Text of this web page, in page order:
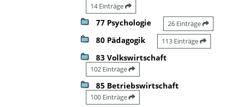
14 Einträge
77 Psychologie 26 Einträge
80 Pädagogik 113 Einträge
83 Volkswirtschaft
102 Einträge
85 Betriebswirtschaft
100 Einträge